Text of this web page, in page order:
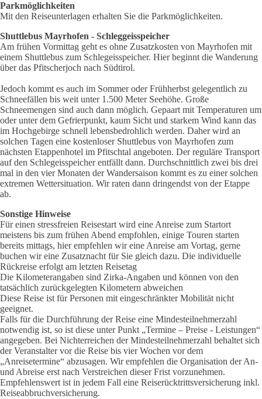
Parkmöglichkeiten
Mit den Reiseunterlagen erhalten Sie die Parkmöglichkeiten.
Shuttlebus Mayrhofen - Schleggeisspeicher
Am frühen Vormittag geht es ohne Zusatzkosten von Mayrhofen mit
einem Shuttlebus zum Schlegeisspeicher. Hier beginnt die Wanderung
über das Pfitscherjoch nach Südtirol.
Jedoch kommt es auch im Sommer oder Frühherbst gelegentlich zu
Schneefällen bis weit unter 1.500 Meter Seehöhe. Große
Schneemengen sind auch dann möglich. Gepaart mit Temperaturen um
oder unter dem Gefrierpunkt, kaum Sicht und starkem Wind kann das
im Hochgebirge schnell lebensbedrohlich werden. Daher wird an
solchen Tagen eine kostenloser Shuttlebus von Mayrhofen zum
nächsten Etappenhotel im Pfitschtal angeboten. Der reguläre Transport
auf den Schlegeisspeicher entfällt dann. Durchschnittlich zwei bis drei
mal in den vier Monaten der Wandersaison kommt es zu einer solchen
extremen Wettersituation. Wir raten dann dringendst von der Etappe
ab.
Sonstige Hinweise
Für einen stressfreien Reisestart wird eine Anreise zum Startort
meistens bis zum frühen Abend empfohlen, einige Touren starten
bereits mittags, hier empfehlen wir eine Anreise am Vortag, gerne
buchen wir eine Zusatznacht für Sie gleich dazu. Die individuelle
Rückreise erfolgt am letzten Reisetag
Die Kilometerangaben sind Zirka-Angaben und können von den
tatsächlich zurückgelegten Kilometern abweichen
Diese Reise ist für Personen mit eingeschränkter Mobilität nicht
geeignet.
Falls für die Durchführung der Reise eine Mindesteilnehmerzahl
notwendig ist, so ist diese unter Punkt „Termine – Preise - Leistungen“
angegeben. Bei Nichterreichen der Mindesteilnehmerzahl behaltet sich
der Veranstalter vor die Reise bis vier Wochen vor dem
„Anreisetermine“ abzusagen. Wir empfehlen die Organisation der An-
und Abreise erst nach Verstreichen dieser Frist vorzunehmen.
Empfehlenswert ist in jedem Fall eine Reiserücktrittsversicherung inkl.
Reiseabbruchversicherung.